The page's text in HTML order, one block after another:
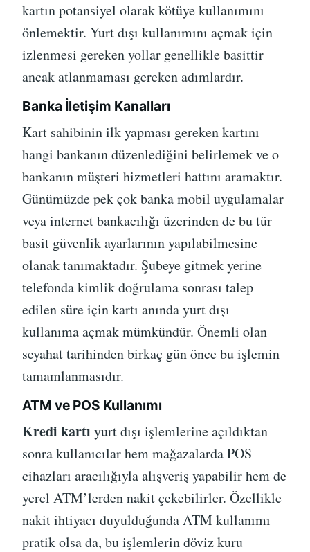
kartın potansiyel olarak kötüye kullanımını
önlemektir. Yurt dışı kullanımını açmak için
izlenmesi gereken yollar genellikle basittir
ancak atlanmaması gereken adımlardır.
Banka İletişim Kanalları
Kart sahibinin ilk yapması gereken kartını
hangi bankanın düzenlediğini belirlemek ve o
bankanın müşteri hizmetleri hattını aramaktır.
Günümüzde pek çok banka mobil uygulamalar
veya internet bankacılığı üzerinden de bu tür
basit güvenlik ayarlarının yapılabilmesine
olanak tanımaktadır. Şubeye gitmek yerine
telefonda kimlik doğrulama sonrası talep
edilen süre için kartı anında yurt dışı
kullanıma açmak mümkündür. Önemli olan
seyahat tarihinden birkaç gün önce bu işlemin
tamamlanmasıdır.
ATM ve POS Kullanımı
Kredi kartı yurt dışı işlemlerine açıldıktan
sonra kullanıcılar hem mağazalarda POS
cihazları aracılığıyla alışveriş yapabilir hem de
yerel ATM’lerden nakit çekebilirler. Özellikle
nakit ihtiyacı duyulduğunda ATM kullanımı
pratik olsa da, bu işlemlerin döviz kuru